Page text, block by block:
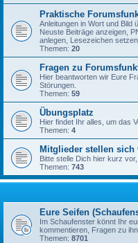
Praktische
Anleitungen in Wort und Bild
Neuste Beiträge anzeigen,
anlegen, Lesezeichen
Themen: 20
Fragen zu
Hier beantworten wir Eure
Störungen.
Themen: 59
Übungsplatz
Hier findet Ihr alles, um das
Themen: 4
Mitglieder stellen sich
Bitte stelle Dich hier kurz
Themen: 743
Eure Seifen
Im Schaufenster könnt Ihr
kommentieren, Fragen zu
Themen: 8701